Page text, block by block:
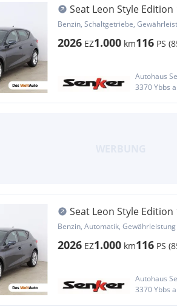
Seat Leon Style Edition
Benzin, Schaltgetriebe,
2026 EZ1.000 km116 PS
Autohaus
3370 Ybbs
Seat Leon Style Edition
Benzin, Automatik, Gewährleistung
2026 EZ1.000 km116 PS
Autohaus
3370 Ybbs